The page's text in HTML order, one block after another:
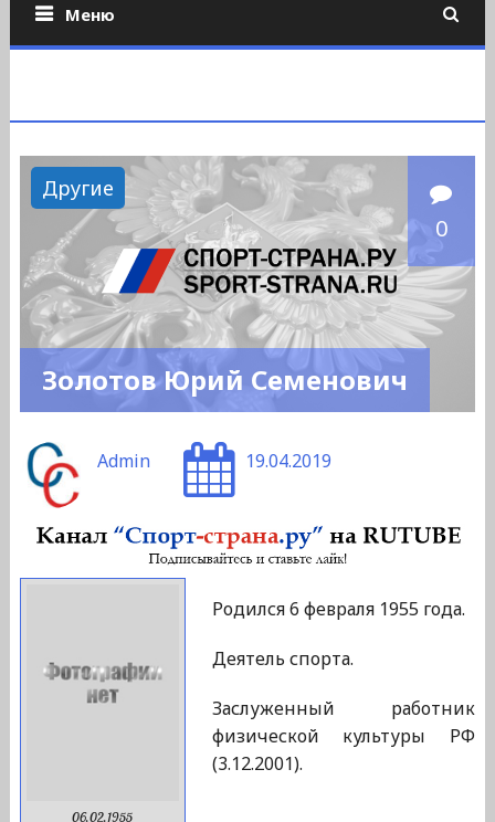
Меню
Другие
0
Золотов Юрий Семенович
Admin 19.04.2019
06.02.1955
Родился 6 февраля 1955 года.
Деятель спорта.
Заслуженный работник
физической культуры РФ
(3.12.2001).